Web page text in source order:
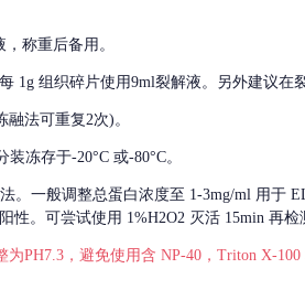
称重后备用。
1g 组织碎片使用9ml裂解液。另外建议在
法可重复2次)。
冻存于-20°C 或-80°C。
。一般调整总蛋白浓度至 1-3mg/ml 用于
。可尝试使用 1%H2O2 灭活 15min 再检
PH7.3，避免使用含 NP-40，Triton X-